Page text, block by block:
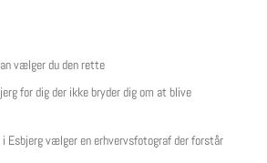
vælger du den rette
for dig der ikke bryder dig om at blive
Esbjerg vælger en erhvervsfotograf der forstår